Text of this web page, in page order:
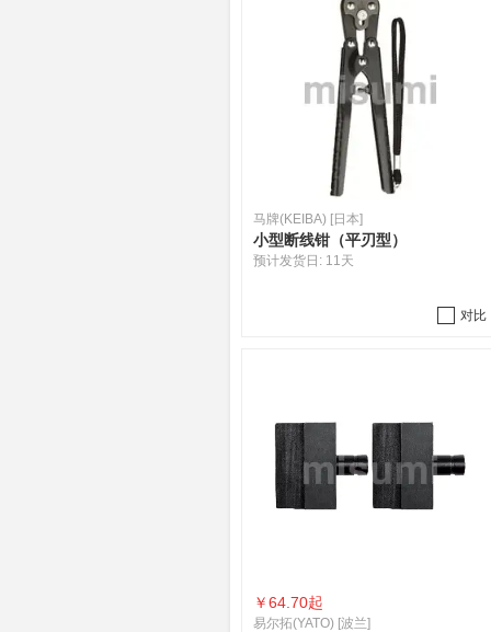
马牌(KEIBA) [日本]
小型断线钳（平刃型）
预计发货日: 11天
对比
￥64.70起
易尔拓(YATO) [波兰]